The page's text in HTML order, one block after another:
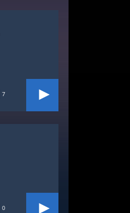
7
0